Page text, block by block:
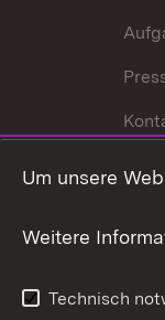
Um unsere
Weitere
Technisch